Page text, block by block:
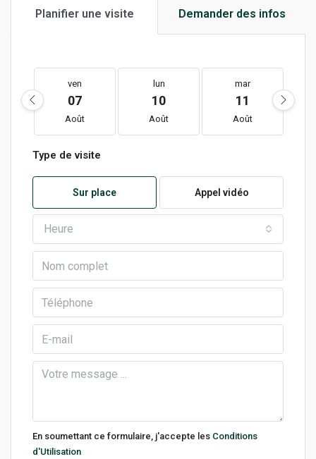
Planifier une visite Demander des infos
ven
07
Août
lun
10
Août
mar
11
Août
Type de visite
Sur place Appel vidéo
Heure
En soumettant ce formulaire, j'accepte les Conditions
d'Utilisation